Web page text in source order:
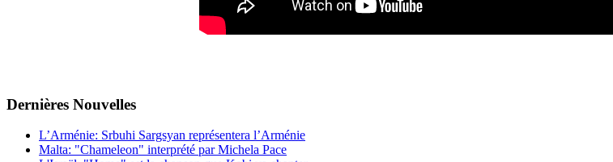
Dernières Νouvelles
L’Arménie: Srbuhi Sargsyan représentera l’Arménie
Malta: "Chameleon" interprété par Michela Pace